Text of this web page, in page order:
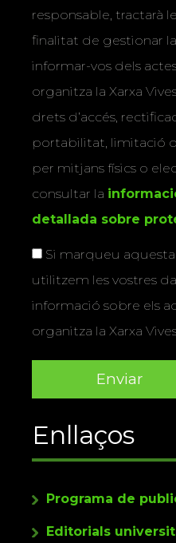
responsable, tractarà
finalitat de gestionar
informar-vos dels
organitza la Xarxa
drets d’accés,
portabilitat, limitació
per mitjans físics o
consultar la
detallada sobre
Si marqueu
utilitzem les vostres
informació sobre els
organitza la Xarxa
Enllaços
Programa de
Editorials